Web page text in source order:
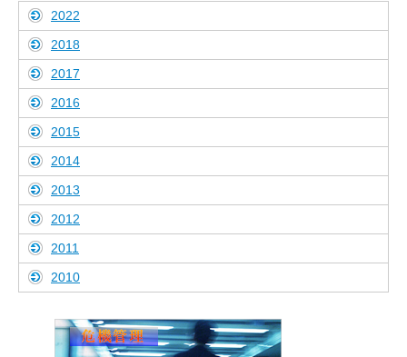
2022
2018
2017
2016
2015
2014
2013
2012
2011
2010